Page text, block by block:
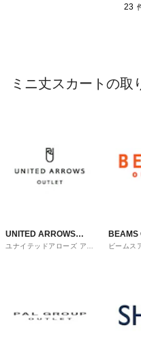
23
ミニ丈スカートの取
UNITED ARROWS
OUTLET
ユナイテッドアローズ アウ
BEAMS
ビームス